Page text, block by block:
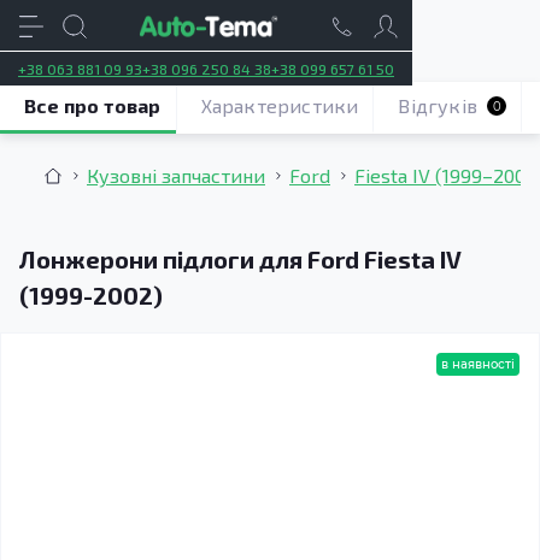
+38 063 881 09 93+38 096 250 84 38+38 099 657 61 50
Кузовні запчастини Ford Fiesta IV
Лонжерони підлоги для Ford Fiesta IV
(1999-2002)
Все про товар Характеристики Відгуків 0
в наявності